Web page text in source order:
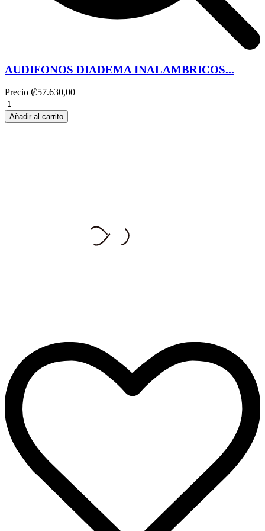
AUDIFONOS DIADEMA INALAMBRICOS...
Precio ₡57.630,00
Añadir al carrito